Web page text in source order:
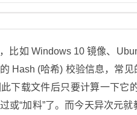
比如 Windows 10 镜像、
Hash (哈希) 校验信息，常
下载文件后只要计算一下它
或“加料”了。而今天异次元